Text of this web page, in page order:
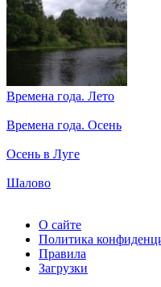
Времена года. Лето
Времена года. Осень
Осень в Луге
Шалово
О сайте
Политика
Правила
Загрузки